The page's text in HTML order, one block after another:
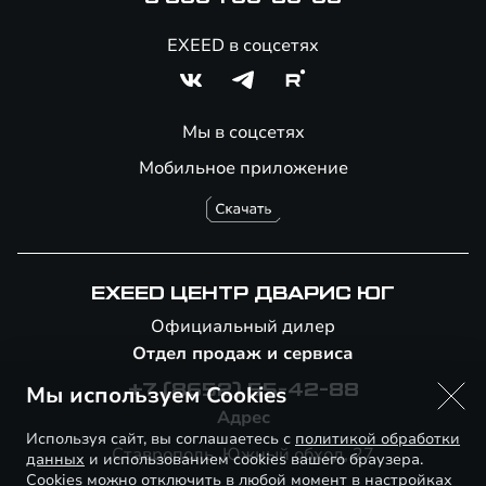
Мобильное приложение
EXEED в соцсетях
Мы в соцсетях
EXEED ЦЕНТР ДВАРИС ЮГ
Официальный дилер
Отдел продаж и сервиса
+7 (8652) 55-42-88
Адрес
Ставрополь, Южный обход, 27
Мы используем Cookies
Используя сайт, вы соглашаетесь с политикой обработки
данных и использованием cookies вашего браузера.
Cookies можно отключить в любой момент в настройках